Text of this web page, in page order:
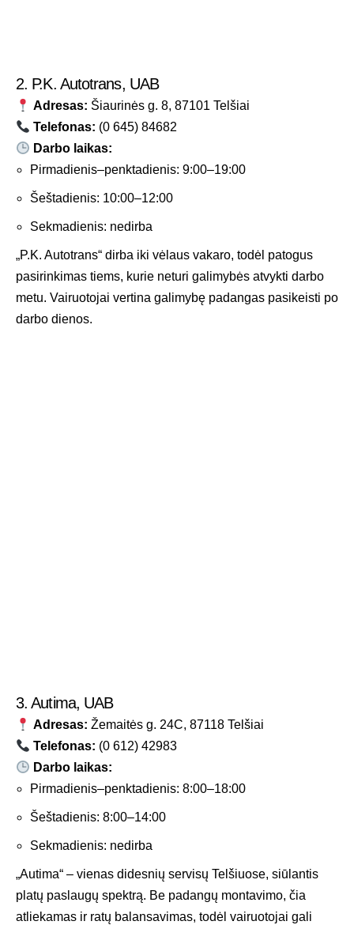
2. P.K. Autotrans, UAB
Adresas: Šiaurinės g. 8, 87101 Telšiai
Telefonas: (0 645) 84682
Darbo laikas:
Pirmadienis–penktadienis: 9:00–19:00
Šeštadienis: 10:00–12:00
Sekmadienis: nedirba
„P.K. Autotrans“ dirba iki vėlaus vakaro, todėl patogus
pasirinkimas tiems, kurie neturi galimybės atvykti darbo
metu. Vairuotojai vertina galimybę padangas pasikeisti po
darbo dienos.
3. Autima, UAB
Adresas: Žemaitės g. 24C, 87118 Telšiai
Telefonas: (0 612) 42983
Darbo laikas:
Pirmadienis–penktadienis: 8:00–18:00
Šeštadienis: 8:00–14:00
Sekmadienis: nedirba
„Autima“ – vienas didesnių servisų Telšiuose, siūlantis
platų paslaugų spektrą. Be padangų montavimo, čia
atliekamas ir ratų balansavimas, todėl vairuotojai gali